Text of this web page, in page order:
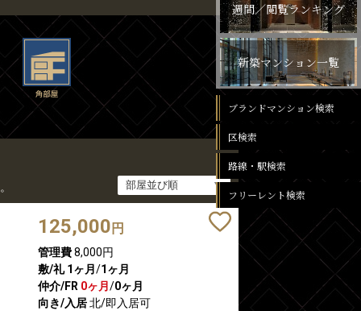
125,000 円
管理費8,000円
敷/礼 1ヶ月 /1ヶ月
仲介/FR 0ヶ月 /0ヶ月
向き/入居北/即入居可
週間／閲覧ランキング
新築マンション一覧
ブランドマンション検索
区検索
路線・駅検索
フリーレント検索